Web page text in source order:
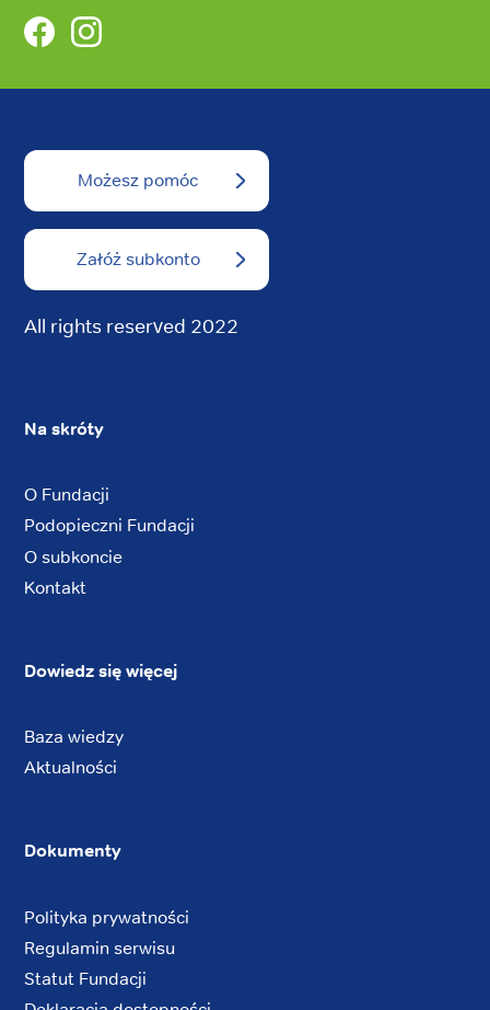
FacebookInstagram
Możesz pomóc
Załóż subkonto
All rights reserved 2022
Na skróty
O Fundacji
Podopieczni Fundacji
O subkoncie
Kontakt
Dowiedz się więcej
Baza wiedzy
Aktualności
Dokumenty
Polityka prywatności
Regulamin serwisu
Statut Fundacji